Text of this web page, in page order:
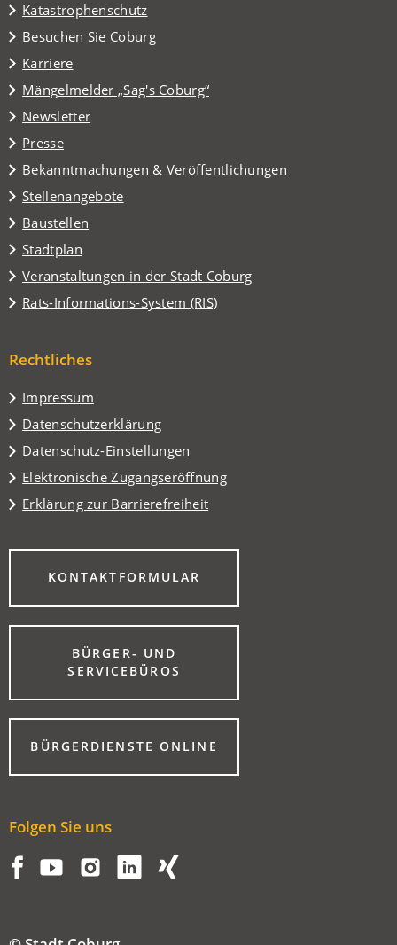
Katastrophenschutz
Besuchen Sie Coburg
(Öffnet
in
einem
neuen
Tab)
Karriere
Mängelmelder „Sag's Coburg“
(Öffnet
in
einem
neuen
Tab)
Newsletter
Presse
Bekanntmachungen & Veröffentlichungen
Stellenangebote
Baustellen
Stadtplan
(Öffnet
in
einem
neuen
Veranstaltungen in der Stadt Coburg
(Öffnet
in
einem
Tab)
Rats-Informations-System (RIS)
(Öffnet
neuen
Rechtliches
Impressum
Datenschutzerklärung
Datenschutz-Einstellungen
Elektronische Zugangseröffnung
Erklärung zur Barrierefreiheit
KONTAKTFORMULAR
(ÖFFNET
EINEM
NEUEN
BÜRGER- UND
SERVICEBÜROS
(ÖFFNET
EINEM
NEUEN
TAB)BÜRGERDIENSTE ONLINE
(ÖFFNET
EINEM
Folgen Sie uns